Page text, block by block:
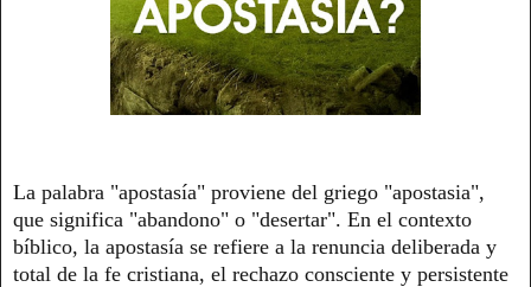
La palabra "apostasía" proviene del griego "apostasia",
que significa "abandono" o "desertar". En el contexto
bíblico, la apostasía se refiere a la renuncia deliberada y
total de la fe cristiana, el rechazo consciente y persistente